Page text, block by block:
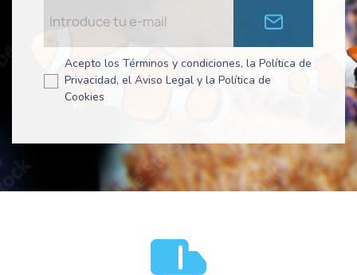
Acepto los Términos y condiciones, la Política de
Privacidad, el Aviso Legal y la Política de
Cookies